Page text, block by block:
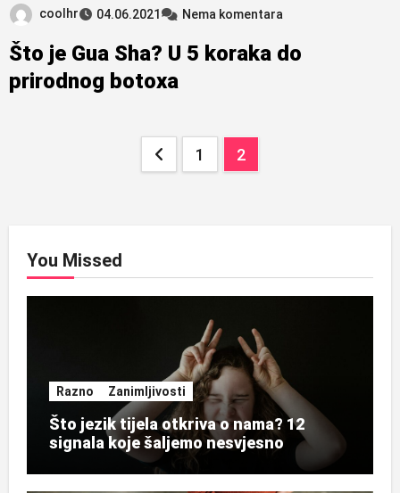
coolhr 04.06.2021 Nema komentara
Što je Gua Sha? U 5 koraka do
prirodnog botoxa
1 2
You Missed
Razno Zanimljivosti
Što jezik tijela otkriva o nama? 12
signala koje šaljemo nesvjesno